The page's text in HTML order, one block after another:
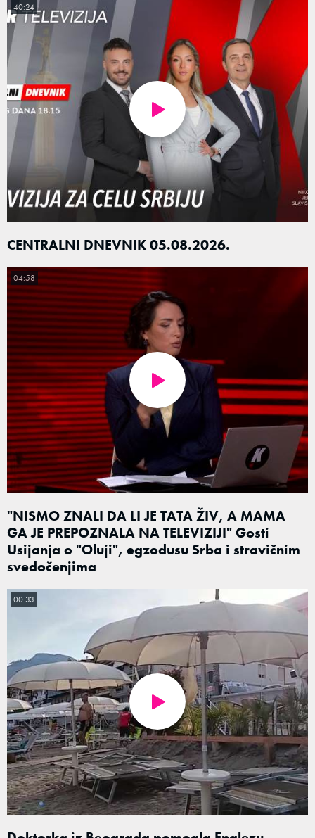
CENTRALNI DNEVNIK 05.08.2026.
40:24
"NISMO ZNALI DA LI JE TATA ŽIV, A MAMA
GA JE PREPOZNALA NA TELEVIZIJI" Gosti
Usijanja o "Oluji", egzodusu Srba i stravičnim
svedočenjima
04:58
00:33